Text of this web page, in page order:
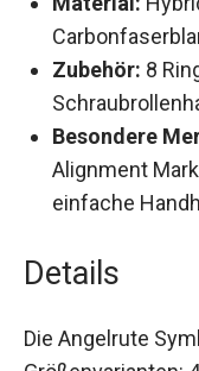
40T-
Zubehör:8
Besondere
Alignment
einfache
Details
Größenvarianten: